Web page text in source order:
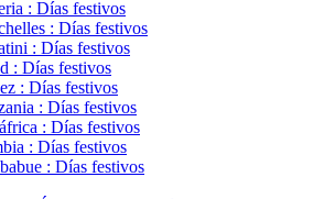
: Días festivos
: Días festivos
: Días festivos
: Días festivos
: Días festivos
: Días festivos
: Días festivos
: Días festivos
: Días festivos